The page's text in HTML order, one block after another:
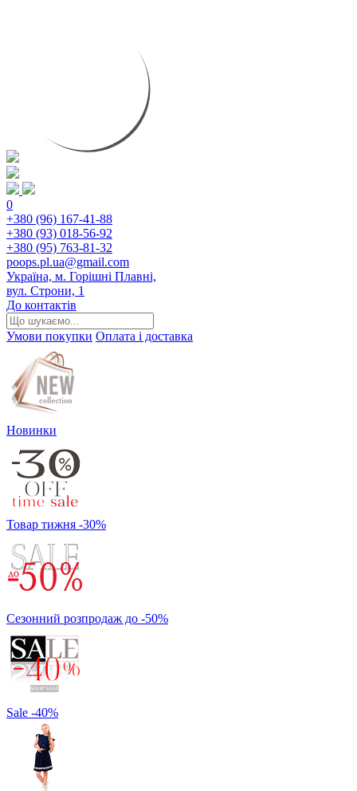
0
+380 (96) 167-41-88
+380 (93) 018-56-92
+380 (95) 763-81-32
poops.pl.ua@gmail.com
Україна, м. Горішні Плавні,
вул. Строни, 1
До контактів
Умови покупки Оплата і доставка
Новинки
Товар тижня -30%
Сезонний розпродаж до -50%
Sale -40%